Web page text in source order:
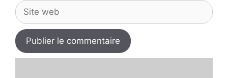
Site
web